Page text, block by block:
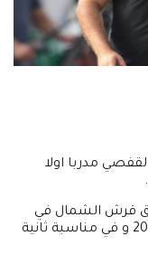
مدربا اولا
قرش الشمال في
مناسبة اولى مع فرع النخبة بين 2013 و 2016 و في مناسبة ثانية